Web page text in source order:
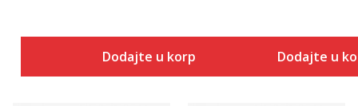
Dodajte u korpu Dodajte u